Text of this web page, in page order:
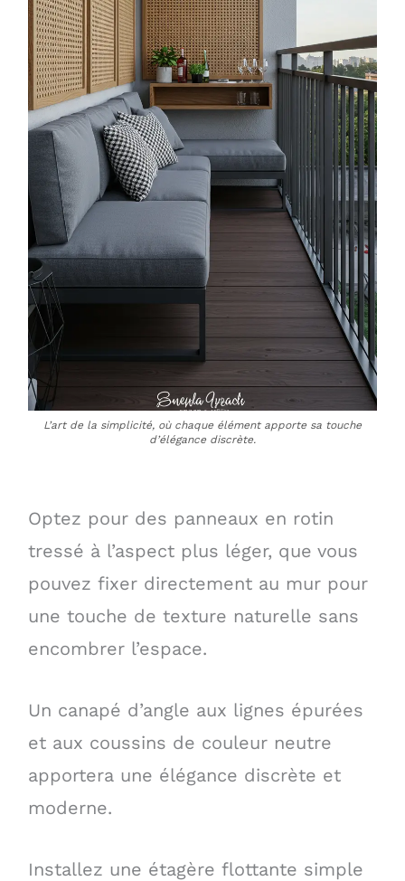
L’art de la simplicité, où chaque élément apporte sa touche
d’élégance discrète.
Optez pour des panneaux en rotin
tressé à l’aspect plus léger, que vous
pouvez fixer directement au mur pour
une touche de texture naturelle sans
encombrer l’espace.
Un canapé d’angle aux lignes épurées
et aux coussins de couleur neutre
apportera une élégance discrète et
moderne.
Installez une étagère flottante simple